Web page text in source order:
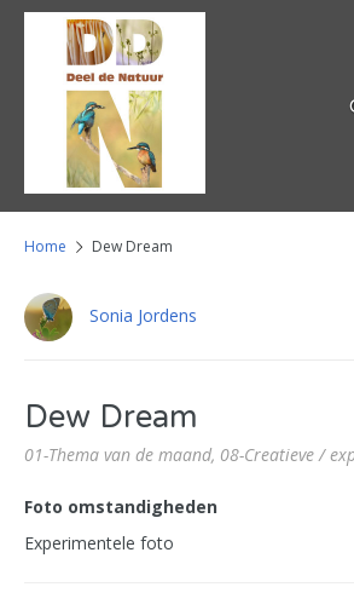
Home Dew Dream
Sonia Jordens
Dew Dream
01-Thema van de maand, 08-Creatieve /
Foto omstandigheden
Experimentele foto